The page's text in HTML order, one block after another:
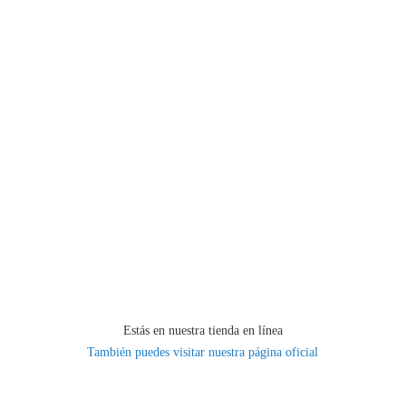
Estás en nuestra tienda en línea
También puedes visitar nuestra página oficial